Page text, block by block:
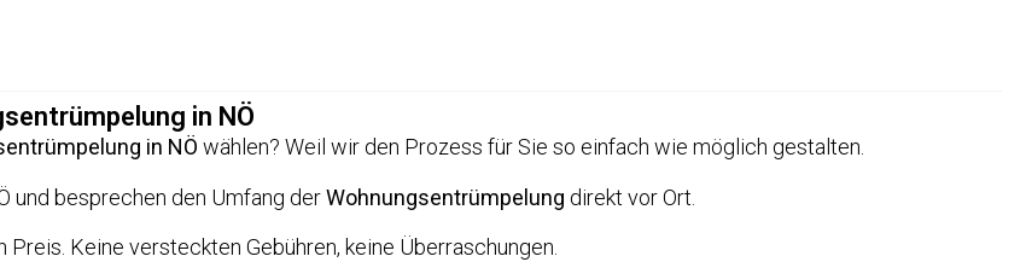
in NÖ
in NÖ wählen? Weil wir den Prozess für Sie so einfach wie möglich gestalten.
und besprechen den Umfang derWohnungsentrümpelung direkt vor Ort.
Preis. Keine versteckten Gebühren, keine Überraschungen.